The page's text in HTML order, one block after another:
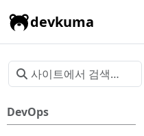
devkuma
DevOps